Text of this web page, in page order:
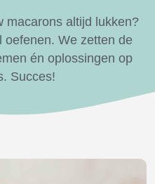
macarons altijd lukken?
oefenen. We zetten de
én oplossingen op
Succes!